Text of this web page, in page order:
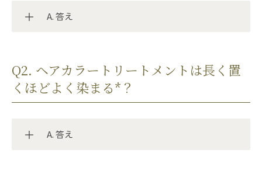
A. 答え
Q2. ヘアカラートリートメントは長く置
くほどよく染まる*？
A. 答え